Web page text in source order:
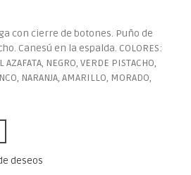
con cierre de botones. Puño de
Canesú en la espalda. COLORES:
AZAFATA, NEGRO, VERDE PISTACHO,
NARANJA, AMARILLO, MORADO,
deseos